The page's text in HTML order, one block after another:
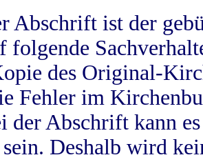
Abschrift ist der
folgende
des Original-
Fehler im
der Abschrift kann
Deshalb wird